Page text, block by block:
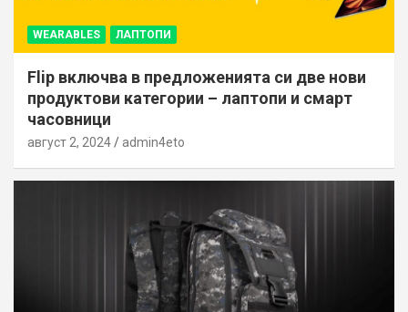
WEARABLES ЛАПТОПИ
Flip включва в предложенията си две нови
продуктови категории – лаптопи и смарт
часовници
август 2, 2024 admin4eto